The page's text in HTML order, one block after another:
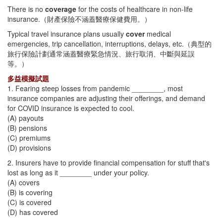
There is no coverage for the costs of healthcare in non-life
insurance.（財產保險不涵蓋醫療保健費用。）
Typical travel insurance plans usually covermedical
emergencies, trip cancellation, interruptions, delays, etc.（典型的
旅行保險計劃通常涵蓋醫療緊急情況、旅行取消、中斷與延誤
等。）
多益模擬試題
1. Fearing steep losses from pandemic ________, most
insurance companies are adjusting their offerings, and demand
for COVID insurance is expected to cool.
(A) payouts
(B) pensions
(C) premiums
(D) provisions
2. Insurers have to provide financial compensation for stuff that's
lost as long as it ________ under your policy.
(A) covers
(B) is covering
(C) is covered
(D) has covered